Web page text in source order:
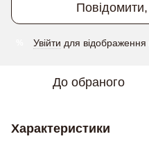
Увійти для відображення
До обраного
Характеристики